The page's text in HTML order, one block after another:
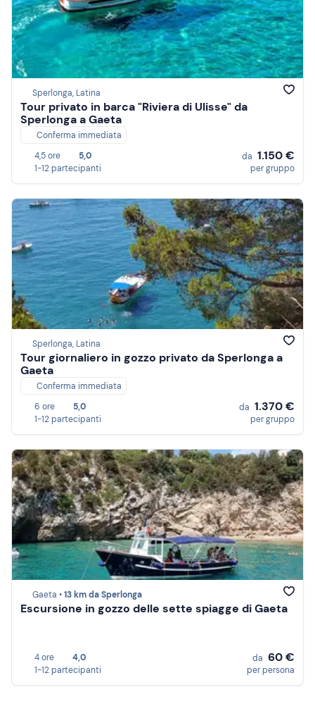
Sperlonga, Latina
Tour privato in barca "Riviera di Ulisse" da
Sperlonga a Gaeta
Conferma immediata
4,5 ore
5,0
1-12 partecipanti
da 1.150 €
per gruppo
Sperlonga, Latina
Tour giornaliero in gozzo privato da Sperlonga a
Gaeta
Conferma immediata
6 ore
5,0
1-12 partecipanti
da 1.370 €
per gruppo
Gaeta •13 km da Sperlonga
Escursione in gozzo delle sette spiagge di Gaeta
4 ore
4,0
1-12 partecipanti
da 60 €
per persona